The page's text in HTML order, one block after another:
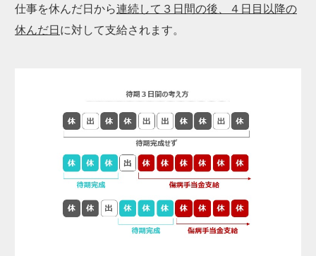
仕事を休んだ日から連続して３日間の後、４日目以降の
休んだ日に対して支給されます。